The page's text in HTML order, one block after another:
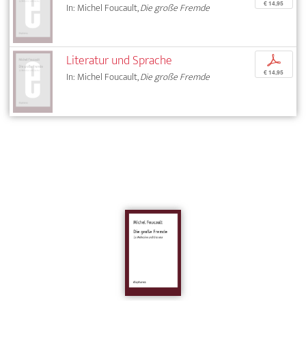
In: Michel Foucault,Die große Fremde € 14,95
Literatur und Sprache
In: Michel Foucault,Die große Fremde
p
€ 14,95